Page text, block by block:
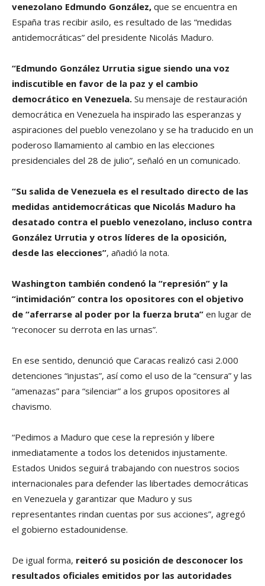
venezolano Edmundo González, que se encuentra en
España tras recibir asilo, es resultado de las “medidas
antidemocráticas” del presidente Nicolás Maduro.
“Edmundo González Urrutia sigue siendo una voz
indiscutible en favor de la paz y el cambio
democrático en Venezuela. Su mensaje de restauración
democrática en Venezuela ha inspirado las esperanzas y
aspiraciones del pueblo venezolano y se ha traducido en un
poderoso llamamiento al cambio en las elecciones
presidenciales del 28 de julio”, señaló en un comunicado.
“Su salida de Venezuela es el resultado directo de las
medidas antidemocráticas que Nicolás Maduro ha
desatado contra el pueblo venezolano, incluso contra
González Urrutia y otros líderes de la oposición,
desde las elecciones”, añadió la nota.
Washington también condenó la “represión” y la
“intimidación” contra los opositores con el objetivo
de “aferrarse al poder por la fuerza bruta” en lugar de
“reconocer su derrota en las urnas”.
En ese sentido, denunció que Caracas realizó casi 2.000
detenciones “injustas”, así como el uso de la “censura” y las
“amenazas” para “silenciar” a los grupos opositores al
chavismo.
“Pedimos a Maduro que cese la represión y libere
inmediatamente a todos los detenidos injustamente.
Estados Unidos seguirá trabajando con nuestros socios
internacionales para defender las libertades democráticas
en Venezuela y garantizar que Maduro y sus
representantes rindan cuentas por sus acciones”, agregó
el gobierno estadounidense.
De igual forma, reiteró su posición de desconocer los
resultados oficiales emitidos por las autoridades